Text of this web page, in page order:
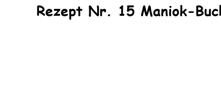
Rezept Nr. 15 Maniok-